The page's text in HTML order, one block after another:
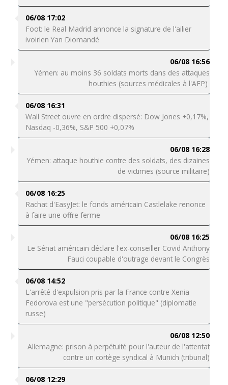
06/08 17:02
Foot: le Real Madrid annonce la signature de l'ailier
ivoirien Yan Diomandé
06/08 16:56
Yémen: au moins 36 soldats morts dans des attaques
houthies (sources médicales à l'AFP)
06/08 16:31
Wall Street ouvre en ordre dispersé: Dow Jones +0,17%,
Nasdaq -0,36%, S&P 500 +0,07%
06/08 16:28
Yémen: attaque houthie contre des soldats, des dizaines
de victimes (source militaire)
06/08 16:25
Rachat d'EasyJet: le fonds américain Castlelake renonce
à faire une offre ferme
06/08 16:25
Le Sénat américain déclare l'ex-conseiller Covid Anthony
Fauci coupable d'outrage devant le Congrès
06/08 14:52
L'arrêté d'expulsion pris par la France contre Xenia
Fedorova est une "persécution politique" (diplomatie
russe)
06/08 12:50
Allemagne: prison à perpétuité pour l'auteur de l'attentat
contre un cortège syndical à Munich (tribunal)
06/08 12:29